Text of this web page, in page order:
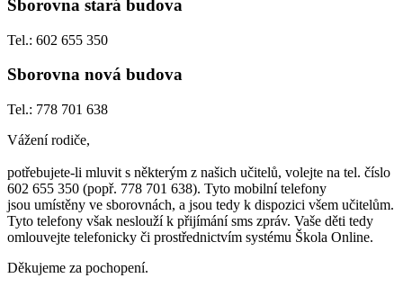
Sborovna stará budova
Tel.: 602 655 350
Sborovna nová budova
Tel.: 778 701 638
Vážení rodiče,
potřebujete-li mluvit s některým z našich učitelů, volejte na tel. číslo
602 655 350 (popř. 778 701 638). Tyto mobilní telefony
jsou umístěny ve sborovnách, a jsou tedy k dispozici všem učitelům.
Tyto telefony však neslouží k přijímání sms zpráv. Vaše děti tedy
omlouvejte telefonicky či prostřednictvím systému Škola Online.
Děkujeme za pochopení.